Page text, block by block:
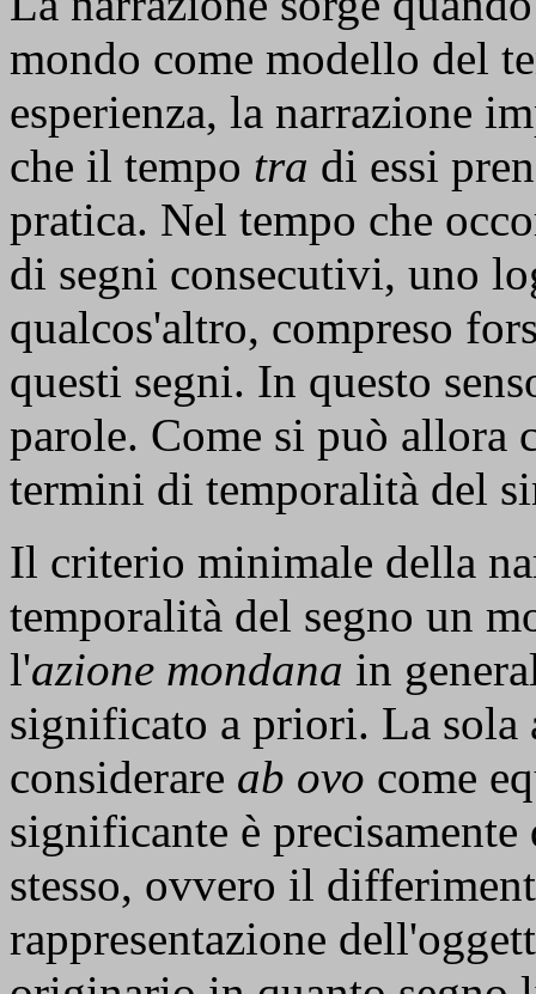
mondo come modello del
esperienza, la narrazione
che il tempo tra di essi
pratica. Nel tempo che
di segni consecutivi, uno
qualcos'altro, compreso
questi segni. In questo
parole. Come si può allora
termini di temporalità del
Il criterio minimale della
temporalità del segno un
l'azione mondana in
significato a priori. La sola
considerare ab ovo come
significante è
stesso, ovvero il
rappresentazione